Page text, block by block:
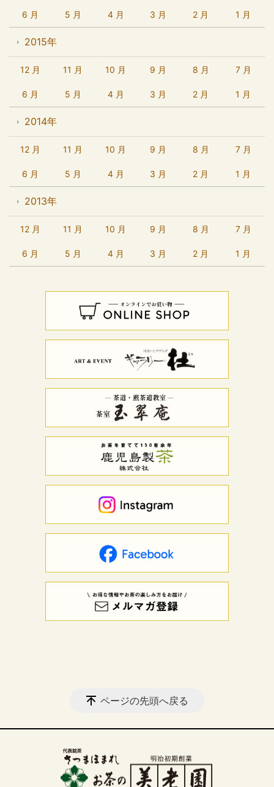
6 月 5 月 4 月 3 月 2 月 1 月
2015年
12 月 11 月 10 月 9 月 8 月 7 月
6 月 5 月 4 月 3 月 2 月 1 月
2014年
12 月 11 月 10 月 9 月 8 月 7 月
6 月 5 月 4 月 3 月 2 月 1 月
2013年
12 月 11 月 10 月 9 月 8 月 7 月
6 月 5 月 4 月 3 月 2 月 1 月
ページの先頭へ戻る